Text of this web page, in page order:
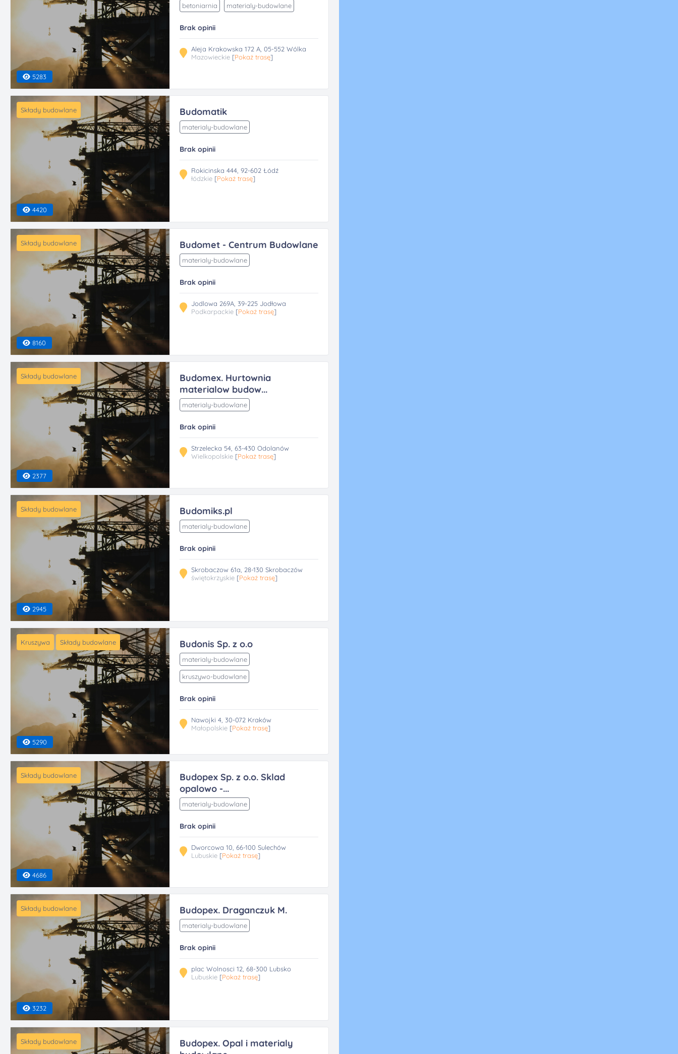
5283
betoniarnia materialy-budowlane
Brak opinii
Aleja Krakowska 172 A, 05-552 Wólka
Mazowieckie [Pokaż trasę]
Składy budowlane
4420
Budomatik
materialy-budowlane
Brak opinii
Rokicinska 444, 92-602 Łódź
łódzkie [Pokaż trasę]
Składy budowlane
8160
Budomet - Centrum Budowlane
materialy-budowlane
Brak opinii
Jodlowa 269A, 39-225 Jodłowa
Podkarpackie [Pokaż trasę]
Składy budowlane
2377
Budomex. Hurtownia
materialow budow...
materialy-budowlane
Brak opinii
Strzelecka 54, 63-430 Odolanów
Wielkopolskie [Pokaż trasę]
Składy budowlane
2945
Budomiks.pl
materialy-budowlane
Brak opinii
Skrobaczow 61a, 28-130 Skrobaczów
świętokrzyskie [Pokaż trasę]
Kruszywa Składy budowlane
5290
Budonis Sp. z o.o
materialy-budowlane
kruszywo-budowlane
Brak opinii
Nawojki 4, 30-072 Kraków
Małopolskie [Pokaż trasę]
Składy budowlane
4686
Budopex Sp. z o.o. Sklad
opalowo -...
materialy-budowlane
Brak opinii
Dworcowa 10, 66-100 Sulechów
Lubuskie [Pokaż trasę]
Składy budowlane
3232
Budopex. Draganczuk M.
materialy-budowlane
Brak opinii
plac Wolnosci 12, 68-300 Lubsko
Lubuskie [Pokaż trasę]
Składy budowlane
Budopex. Opal i materialy